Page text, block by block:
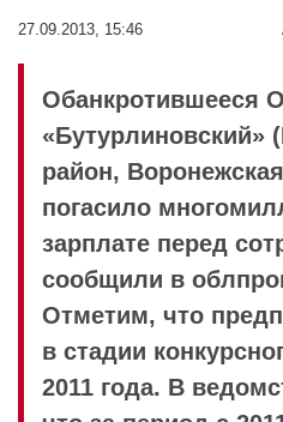
27.09.2013, 15:46
Обанкротившееся
«Бутурлиновский»
район,
погасило
зарплате перед
сообщили в
Отметим, что
в стадии
2011 года. В